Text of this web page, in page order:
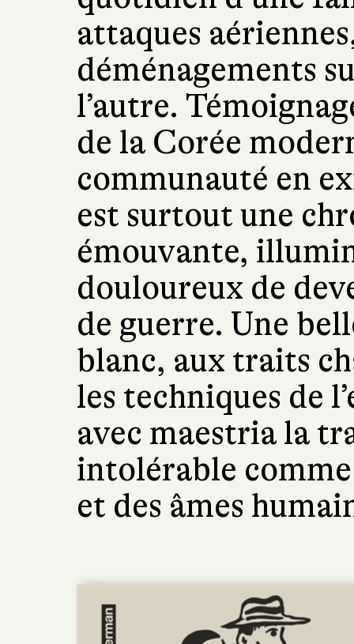
attaques
déménagements
l’autre.
de la Corée
communauté en
est surtout une
émouvante,
douloureux de
de guerre. Une
blanc, aux traits
les techniques de
avec maestria la
intolérable comme
et des âmes